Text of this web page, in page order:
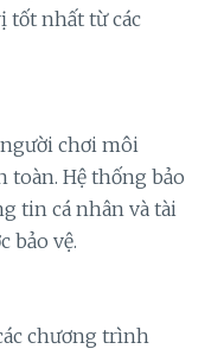
tốt nhất từ các
người chơi môi
toàn. Hệ thống bảo
tin cá nhân và tài
bảo vệ.
chương trình